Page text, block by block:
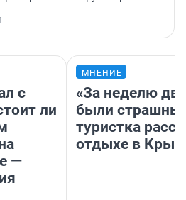
с
ли
—
МНЕНИЕ
«За неделю
были
туристка
отдыхе в